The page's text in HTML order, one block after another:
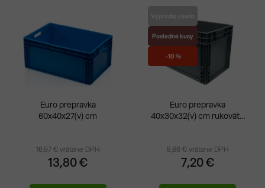
Euro prepravka
60x40x27(v) cm
Priemerné
16,97 € vrátane DPH
13,80 €
Posledné kusy
–10 %
Euro prepravka
40x30x32(v) cm rukoväte
8,86 € vrátane DPH
7,20 €